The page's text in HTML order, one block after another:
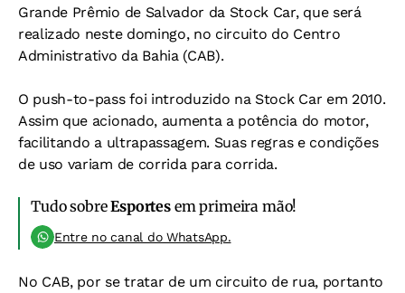
Grande Prêmio de Salvador da Stock Car, que será
realizado neste domingo, no circuito do Centro
Administrativo da Bahia (CAB).
O push-to-pass foi introduzido na Stock Car em 2010.
Assim que acionado, aumenta a potência do motor,
facilitando a ultrapassagem. Suas regras e condições
de uso variam de corrida para corrida.
Tudo sobreEsportesem primeira mão!
Entre no canal do WhatsApp.
No CAB, por se tratar de um circuito de rua, portanto